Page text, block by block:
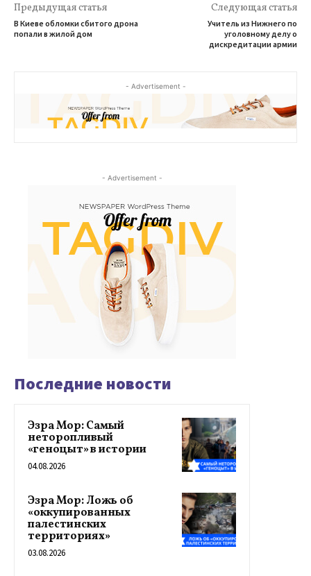
Предыдущая статья
В Киеве обломки сбитого дрона
попали в жилой дом
Следующая статья
Учитель из Нижнего по
уголовному делу о
дискредитации армии
- Advertisement -
- Advertisement -
Последние новости
Эзра Мор: Самый
неторопливый
«геноцыт» в истории
04.08.2026
Эзра Мор: Ложь об
«оккупированных
палестинских
территориях»
03.08.2026